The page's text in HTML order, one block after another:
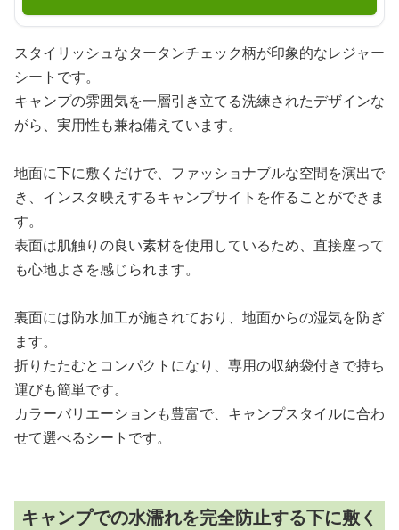
スタイリッシュなタータンチェック柄が印象的なレジャー
シートです。
キャンプの雰囲気を一層引き立てる洗練されたデザインな
がら、実用性も兼ね備えています。
地面に下に敷くだけで、ファッショナブルな空間を演出で
き、インスタ映えするキャンプサイトを作ることができま
す。
表面は肌触りの良い素材を使用しているため、直接座って
も心地よさを感じられます。
裏面には防水加工が施されており、地面からの湿気を防ぎ
ます。
折りたたむとコンパクトになり、専用の収納袋付きで持ち
運びも簡単です。
カラーバリエーションも豊富で、キャンプスタイルに合わ
せて選べるシートです。
キャンプでの水濡れを完全防止する下に敷く